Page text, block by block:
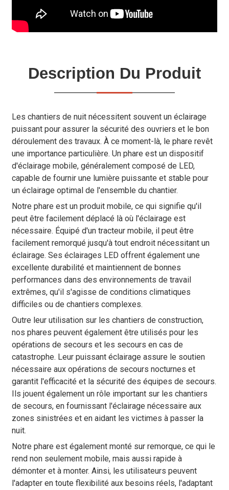
Description Du Produit
Les chantiers de nuit nécessitent souvent un éclairage
puissant pour assurer la sécurité des ouvriers et le bon
déroulement des travaux. À ce moment-là, le phare revêt
une importance particulière. Un phare est un dispositif
d'éclairage mobile, généralement composé de LED,
capable de fournir une lumière puissante et stable pour
un éclairage optimal de l'ensemble du chantier.
Notre phare est un produit mobile, ce qui signifie qu'il
peut être facilement déplacé là où l'éclairage est
nécessaire. Équipé d'un tracteur mobile, il peut être
facilement remorqué jusqu'à tout endroit nécessitant un
éclairage. Ses éclairages LED offrent également une
excellente durabilité et maintiennent de bonnes
performances dans des environnements de travail
extrêmes, qu'il s'agisse de conditions climatiques
difficiles ou de chantiers complexes.
Outre leur utilisation sur les chantiers de construction,
nos phares peuvent également être utilisés pour les
opérations de secours et les secours en cas de
catastrophe. Leur puissant éclairage assure le soutien
nécessaire aux opérations de secours nocturnes et
garantit l'efficacité et la sécurité des équipes de secours.
Ils jouent également un rôle important sur les chantiers
de secours, en fournissant l'éclairage nécessaire aux
zones sinistrées et en aidant les victimes à passer la
nuit.
Notre phare est également monté sur remorque, ce qui le
rend non seulement mobile, mais aussi rapide à
démonter et à monter. Ainsi, les utilisateurs peuvent
l'adapter en toute flexibilité aux besoins réels, l'adaptant